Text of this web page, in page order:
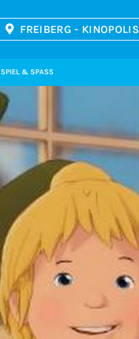
FREIBERG - KINOPOLIS
SPIEL & SPASS